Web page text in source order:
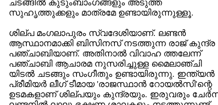
ചടങ്ങില്‍ കുടുംബാംഗങ്ങളും അടുത്ത
സുഹൃത്തുക്കളും മാത്രമേ ഉണ്ടായിരുന്നുള്ളൂ.
ശില്പ മംഗലാപുരം സ്വദേശിയാണ്. ലണ്ടന്‍
ആസ്ഥാനമാക്കി ബിസിനസ് നടത്തുന്ന രാജ് കുന്ദ്ര
പഞ്ചാബിയാണ്. അതിനാല്‍ വിവാഹ ത്തലേന്ന്
പഞ്ചാബി ആചാരമ നുസരിച്ചുള്ള മൈലാഞ്ചി
യിടല്‍ ചടങ്ങും സംഗീതും ഉണ്ടായിരുന്നു. ഇന്ത്യന്‍
പ്രീമിയര്‍ ലീഗ് ടീമായ 'രാജസ്ഥാന്‍ റോയല്‍സി'ന്റെ
ഉടമകളാണ് ശില്പയും കുന്ദ്രയും. ഇരുവരും